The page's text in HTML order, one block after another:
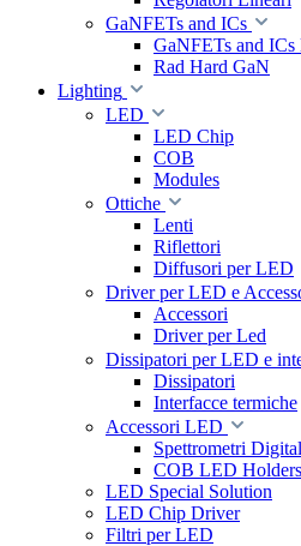
GaNFETs and ICs
GaNFETs and ICs
Rad Hard GaN
Lighting
LED
LED Chip
COB
Modules
Ottiche
Lenti
Riflettori
Diffusori per LED
Driver per LED e
Accessori
Driver per Led
Dissipatori per LED e
Dissipatori
Interfacce termiche
Accessori LED
Spettrometri
COB LED Holders
LED Special Solution
LED Chip Driver
Filtri per LED